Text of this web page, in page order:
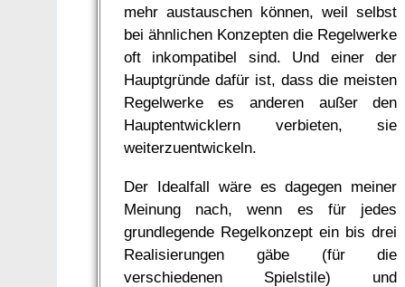
mehr austauschen können, weil selbst
bei ähnlichen Konzepten die Regelwerke
oft inkompatibel sind. Und einer der
Hauptgründe dafür ist, dass die meisten
Regelwerke es anderen außer den
Hauptentwicklern verbieten, sie
weiterzuentwickeln.
Der Idealfall wäre es dagegen meiner
Meinung nach, wenn es für jedes
grundlegende Regelkonzept ein bis drei
Realisierungen gäbe (für die
verschiedenen Spielstile) und